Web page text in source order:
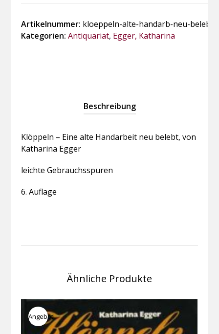
Artikelnummer: kloeppeln-alte-handarb-neu-belebt-
Kategorien: Antiquariat, Egger, Katharina
Beschreibung
Klöppeln – Eine alte Handarbeit neu belebt, von
Katharina Egger
leichte Gebrauchsspuren
6. Auflage
Ähnliche Produkte
Angebot!